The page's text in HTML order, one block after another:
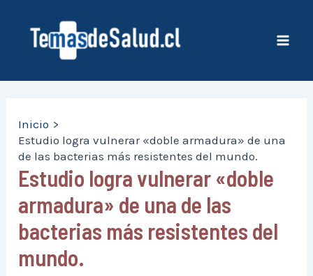
contenido
Inicio
Estudio logra vulnerar «doble armadura» de una
de las bacterias más resistentes del mundo.
Estudio logra vulnerar «doble
armadura» de una de las
bacterias más resistentes del
mundo.